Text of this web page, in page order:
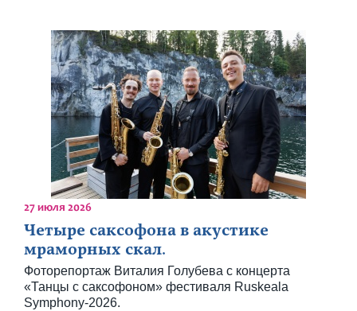
27 июля 2026
Четыре саксофона в акустике
мраморных скал.
Фоторепортаж Виталия Голубева с концерта
«Танцы с саксофоном» фестиваля Ruskeala
Symphony-2026.